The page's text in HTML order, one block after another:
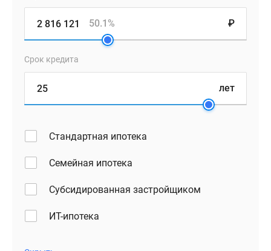
₽
50.1%
Срок кредита
лет
Стандартная ипотека
Семейная ипотека
Субсидированная застройщиком
ИТ-ипотека